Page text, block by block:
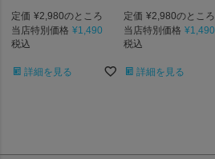
定価 ¥2,980のところ
当店特別価格 ¥1,490
税込
詳細を見る
定価 ¥2,980のところ
当店特別価格 ¥1,490
税込
詳細を見る